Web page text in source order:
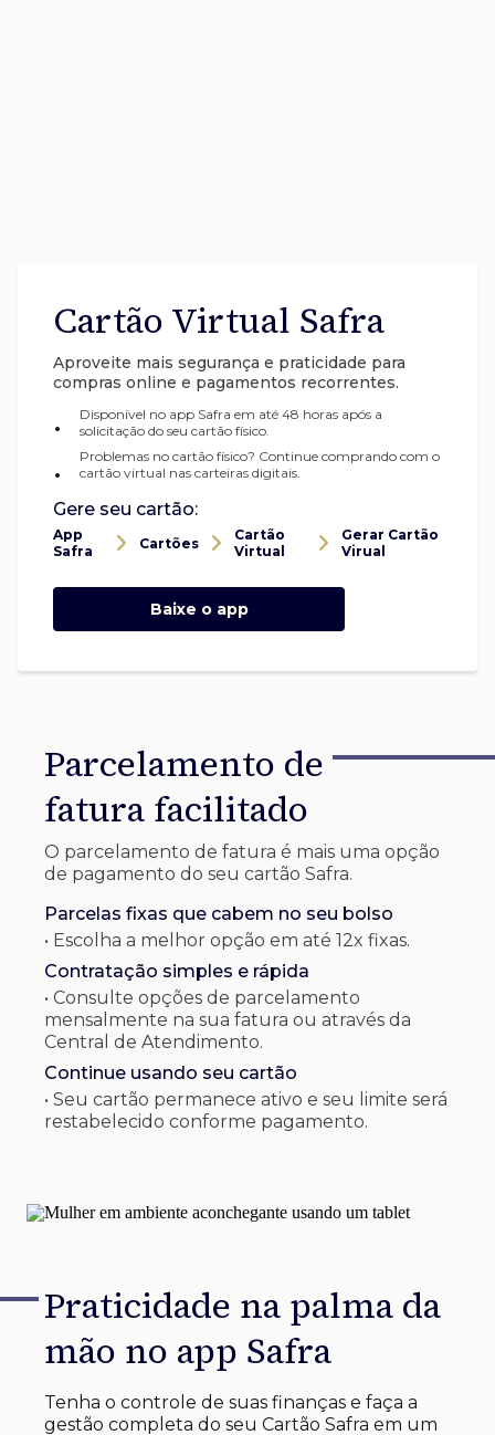
Cartão Virtual Safra
Aproveite mais segurança e praticidade para
compras online e pagamentos recorrentes.
•
Disponível no app Safra em até 48 horas após a
solicitação do seu cartão físico.
•
Problemas no cartão físico? Continue comprando com o
cartão virtual nas carteiras digitais.
Gere seu cartão:
App
Safra
Cartões
Cartão
Virtual
Gerar Cartão
Virual
Baixe o app
Parcelamento de
fatura facilitado
O parcelamento de fatura é mais uma opção
de pagamento do seu cartão Safra.
Parcelas fixas que cabem no seu bolso
• Escolha a melhor opção em até 12x fixas.
Contratação simples e rápida
• Consulte opções de parcelamento
mensalmente na sua fatura ou através da
Central de Atendimento.
Continue usando seu cartão
• Seu cartão permanece ativo e seu limite será
restabelecido conforme pagamento.
Praticidade na palma da
mão no app Safra
Tenha o controle de suas finanças e faça a
gestão completa do seu Cartão Safra em um